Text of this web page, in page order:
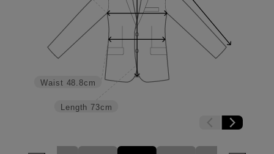
Length 73cm
Waist 48.8cm